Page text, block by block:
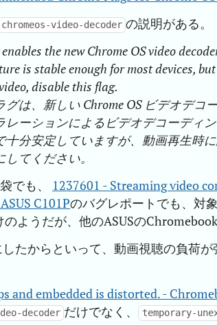
chromeos-video-decoder の説明がある。
the new Chrome OS video
is stable enough for most devices,
disable this flag.
グは、新しい Chrome OS ビデオデ
レーションによるビデオデコーディ
十分安定していますが、動画再生時
してください。
でも、 1237601 - Streaming video
C101Pのバグレポートでも、対
のようだが、他のASUSの
したからといって、動画視聴の負荷
and embedded is distorted. -
decoder だけでなく、 temporary-